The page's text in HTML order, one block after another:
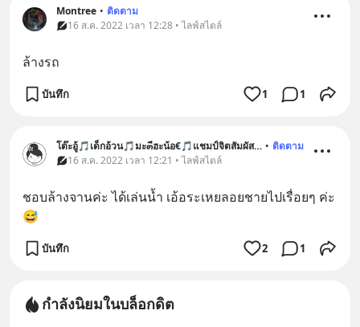
Montree • ติดตาม
16 ส.ค. 2022 เวลา 12:28 • ไลฟ์สไตล์
ล้างรถ
บันทึก 1 1
โต๊ะอู้🎵เด็กอ้วน🎵มะ๓ีฮะน้อ€🎵แชมป์จิตสัมผัส🎵 • ติดตาม
16 ส.ค. 2022 เวลา 12:21 • ไลฟ์สไตล์
ชอบล้างจานค่ะ ได้เล่นน้ำ เอ้อระเหยลอยชายไปเรื่อยๆ ค่ะ
😅
บันทึก 2 1
กำลังนิยมในบล็อกดิต